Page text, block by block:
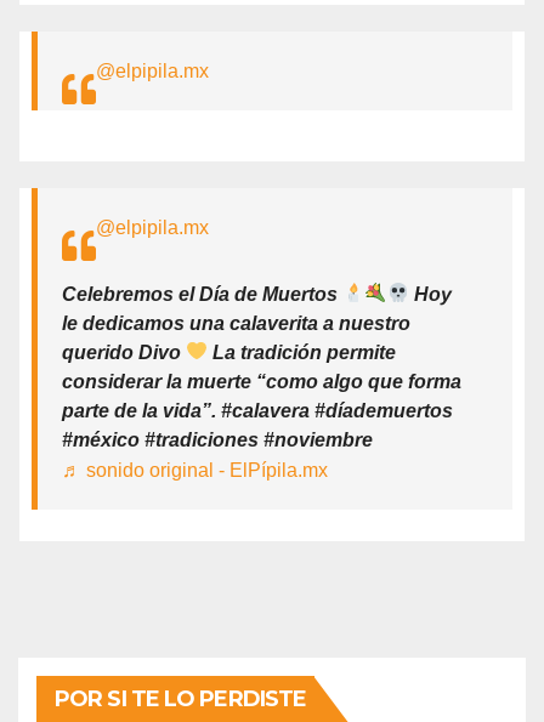
@elpipila.mx
@elpipila.mx
Celebremos el Día de Muertos
Hoy
le dedicamos una calaverita a nuestro
querido Divo
La tradición permite
considerar la muerte “como algo que forma
parte de la vida”. #calavera #díademuertos
#méxico #tradiciones #noviembre
♬ sonido original - ElPípila.mx
POR SI TE LO PERDISTE